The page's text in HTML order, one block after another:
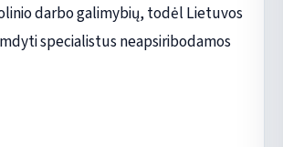
darbo galimybių, todėl Lietuvos
specialistus neapsiribodamos